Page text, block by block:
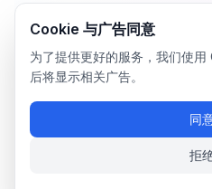
Cookie 与广告同意
为了提供更好的服务，我们使
后将显示相关广告。
同
拒